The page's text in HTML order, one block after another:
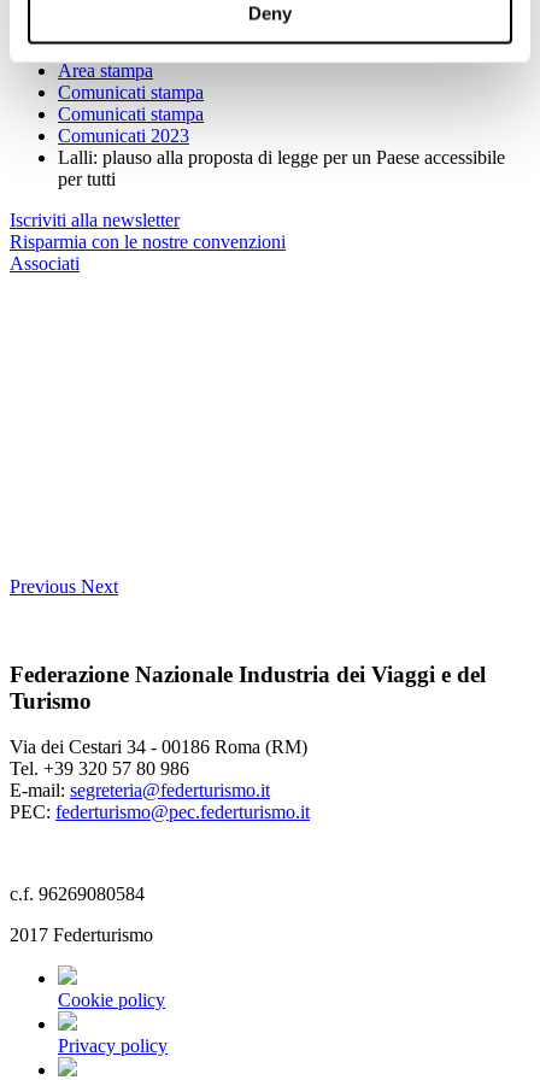
Deny
Home
Area stampa
Comunicati stampa
Comunicati stampa
Comunicati 2023
Lalli: plauso alla proposta di legge per un Paese accessibile
per tutti
Iscriviti alla newsletter
Risparmia con le nostre convenzioni
Associati
Previous Next
Federazione Nazionale Industria dei Viaggi e del
Turismo
Via dei Cestari 34 - 00186 Roma (RM)
Tel. +39 320 57 80 986
E-mail: segreteria@federturismo.it
PEC: federturismo@pec.federturismo.it
c.f. 96269080584
2017 Federturismo
Cookie policy
Privacy policy